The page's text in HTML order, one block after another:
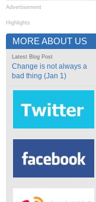
Advertisement
Highlights
MORE ABOUT US
Latest Blog Post
Change is not always a
bad thing (Jan 1)